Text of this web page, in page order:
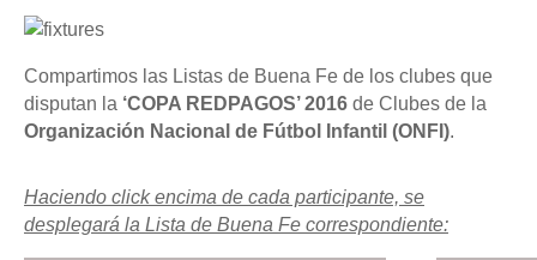
Compartimos las Listas de Buena Fe de los clubes que
disputan la ‘COPA REDPAGOS’ 2016 de Clubes de la
Organización Nacional de Fútbol Infantil (ONFI).
Haciendo click encima de cada participante, se
desplegará la Lista de Buena Fe correspondiente: